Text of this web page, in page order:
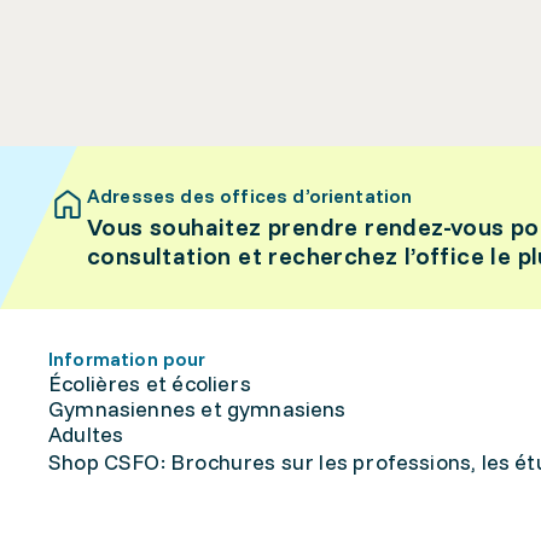
Adresses des offices d’orientation
Vous souhaitez prendre rendez-vous
consultation et recherchez l’office le
Information pour
Écolières et écoliers
Gymnasiennes et gymnasiens
Adultes
Shop CSFO: Brochures sur les professions, les